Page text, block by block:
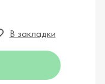
В закладки